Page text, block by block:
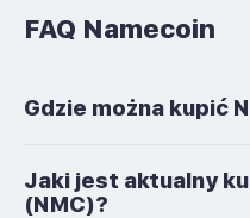
FAQ Namecoin
Gdzie można kupić
Jaki jest aktualny
(NMC)?